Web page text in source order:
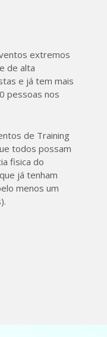
extremos
de alta
e já tem mais
pessoas nos
de Training
todos possam
fisica do
já tenham
menos um